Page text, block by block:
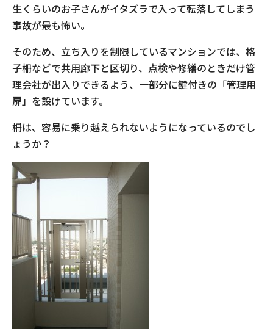
生くらいのお子さんがイタズラで入って転落してしまう
事故が最も怖い。
そのため、立ち入りを制限しているマンションでは、格
子柵などで共用廊下と区切り、点検や修繕のときだけ管
理会社が出入りできるよう、一部分に鍵付きの「管理用
扉」を設けています。
柵は、容易に乗り越えられないようになっているのでし
ょうか？